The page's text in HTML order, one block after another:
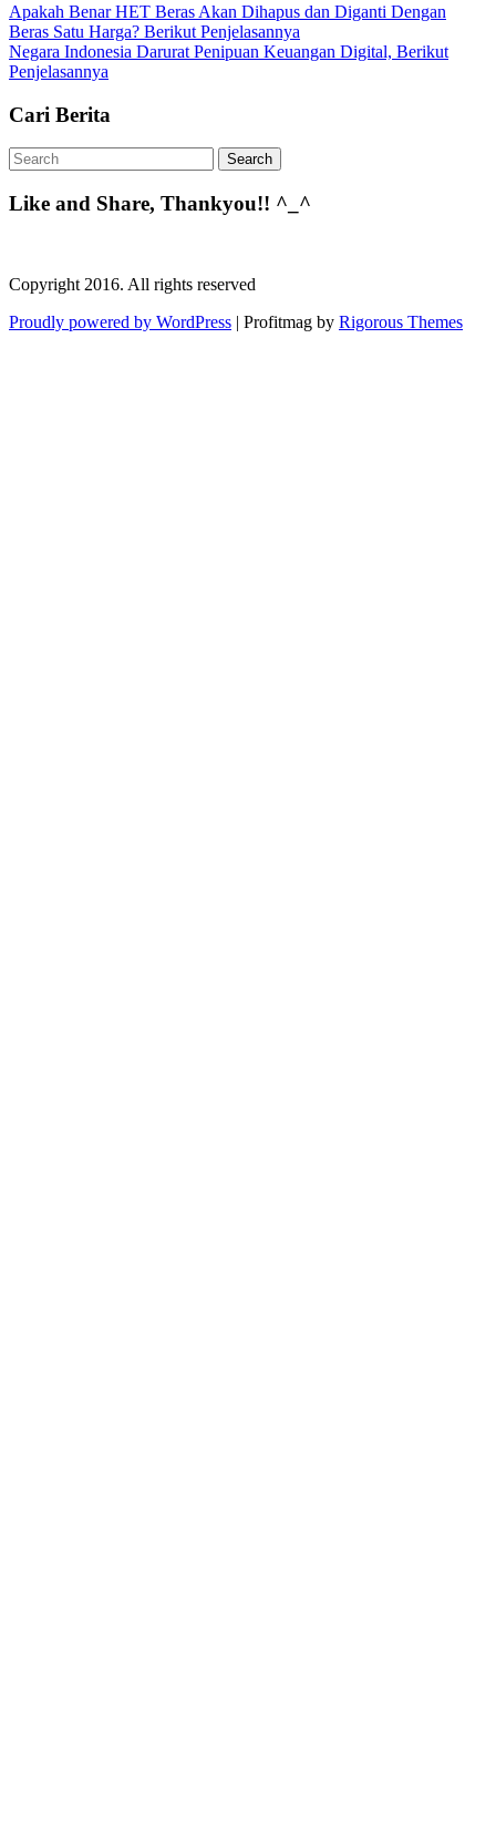
Apakah Benar HET Beras Akan Dihapus dan Diganti Dengan
Beras Satu Harga? Berikut Penjelasannya
Negara Indonesia Darurat Penipuan Keuangan Digital, Berikut
Penjelasannya
Cari Berita
Like and Share, Thankyou!! ^_^
Copyright 2016. All rights reserved
Proudly powered by WordPress | Profitmag by Rigorous Themes